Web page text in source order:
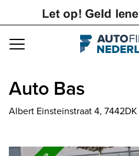
Navigation
Auto Bas
Albert Einsteinstraat 4, 7442DK